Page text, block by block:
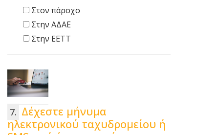
Στον πάροχο
Στην ΑΔΑΕ
Στην ΕΕΤΤ
Δέχεστε μήνυμα
ηλεκτρονικού ταχυδρομείου ή